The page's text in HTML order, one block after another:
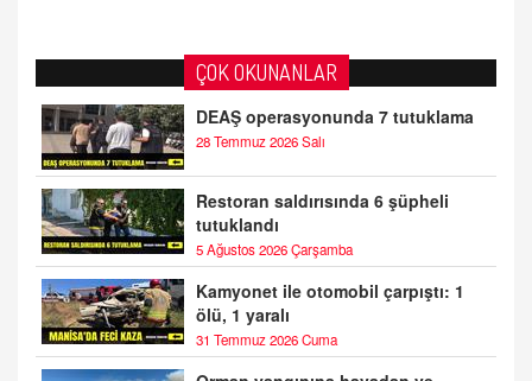
ÇOK OKUNANLAR
DEAŞ operasyonunda 7 tutuklama
28 Temmuz 2026 Salı
Restoran saldırısında 6 şüpheli
tutuklandı
5 Ağustos 2026 Çarşamba
Kamyonet ile otomobil çarpıştı: 1
ölü, 1 yaralı
31 Temmuz 2026 Cuma